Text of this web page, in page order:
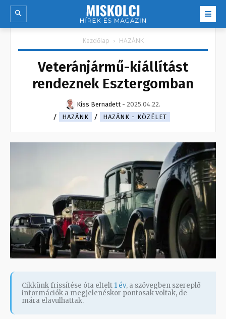
Kezdőlap HAZÁNK
Veteránjármű-kiállítást
rendeznek Esztergomban
Kiss Bernadett - 2025.04.22.
HAZÁNK
HAZÁNK - KÖZÉLET
Cikkünk frissítése óta eltelt 1 év, a szövegben szereplő
információk a megjelenéskor pontosak voltak, de
mára elavulhattak.